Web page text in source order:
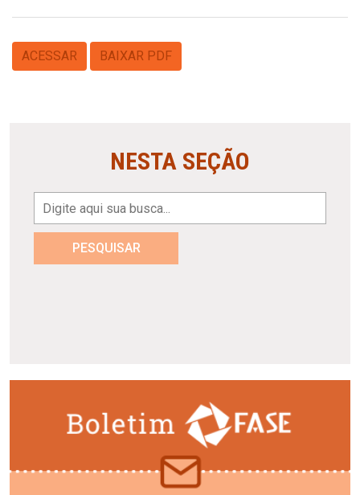
ACESSAR BAIXAR PDF
NESTA SEÇÃO
PESQUISAR